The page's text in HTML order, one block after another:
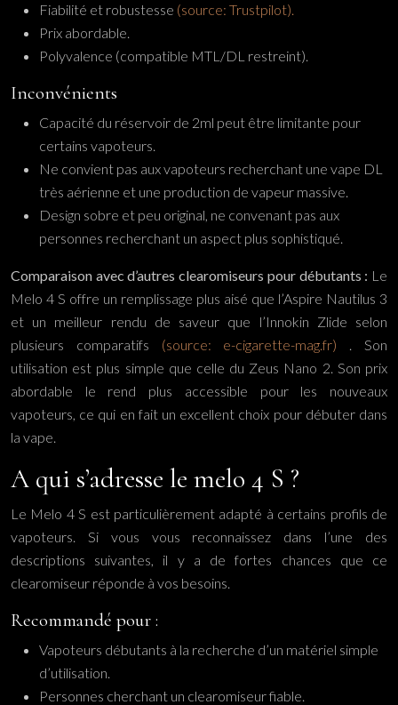
Fiabilité et robustesse (source: Trustpilot).
Prix abordable.
Polyvalence (compatible MTL/DL restreint).
Inconvénients
Capacité du réservoir de 2ml peut être limitante pour
certains vapoteurs.
Ne convient pas aux vapoteurs recherchant une vape DL
très aérienne et une production de vapeur massive.
Design sobre et peu original, ne convenant pas aux
personnes recherchant un aspect plus sophistiqué.
Comparaison avec d’autres clearomiseurs pour débutants : Le
Melo 4 S offre un remplissage plus aisé que l’Aspire Nautilus 3
et un meilleur rendu de saveur que l’Innokin Zlide selon
plusieurs comparatifs (source: e-cigarette-mag.fr) . Son
utilisation est plus simple que celle du Zeus Nano 2. Son prix
abordable le rend plus accessible pour les nouveaux
vapoteurs, ce qui en fait un excellent choix pour débuter dans
la vape.
A qui s’adresse le melo 4 S ?
Le Melo 4 S est particulièrement adapté à certains profils de
vapoteurs. Si vous vous reconnaissez dans l’une des
descriptions suivantes, il y a de fortes chances que ce
clearomiseur réponde à vos besoins.
Recommandé pour :
Vapoteurs débutants à la recherche d’un matériel simple
d’utilisation.
Personnes cherchant un clearomiseur fiable.